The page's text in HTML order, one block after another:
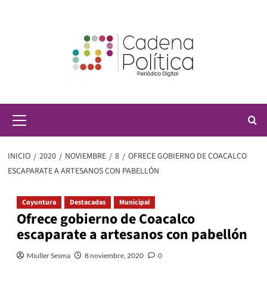
principal
INICIO 2020 NOVIEMBRE 8
OFRECE GOBIERNO DE COACALCO
ESCAPARATE A ARTESANOS CON PABELLÓN
Coyuntura Destacadas Municipal
Ofrece gobierno de Coacalco
escaparate a artesanos con pabellón
Miuller Sesma 8 noviembre, 2020 0